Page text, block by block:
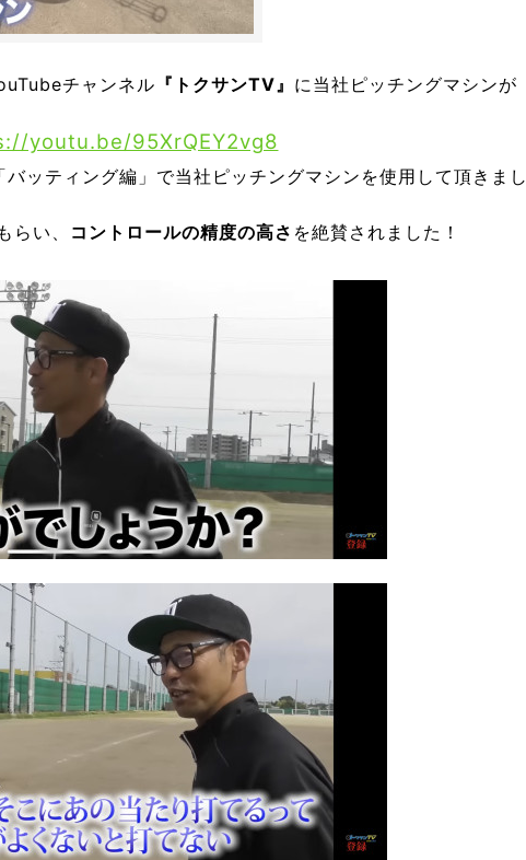
チャンネル 『トクサンTV』 に当社ピッチングマシンが
youtu.be/95XrQEY2vg8
ッティング編」で当社ピッチングマシンを使用して頂きまし
らい、 コントロールの精度の高さ を絶賛されました！